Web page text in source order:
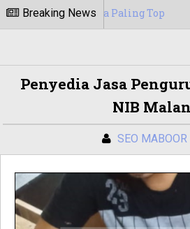
Breaking News
Paling Top 15/05/2020
Penyedia Jasa
NIB
SEO MABOOR